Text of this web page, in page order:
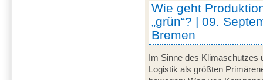
Wie geht
„grün“? | 09.
Bremen
Im Sinne des Klimaschutzes
Logistik als größten